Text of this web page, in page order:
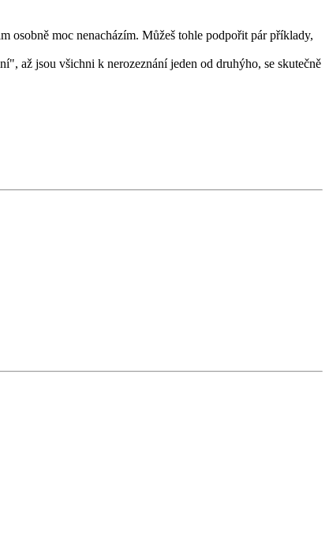
osobně moc nenacházím. Můžeš tohle podpořit pár příklady,
až jsou všichni k nerozeznání jeden od druhýho, se skutečně